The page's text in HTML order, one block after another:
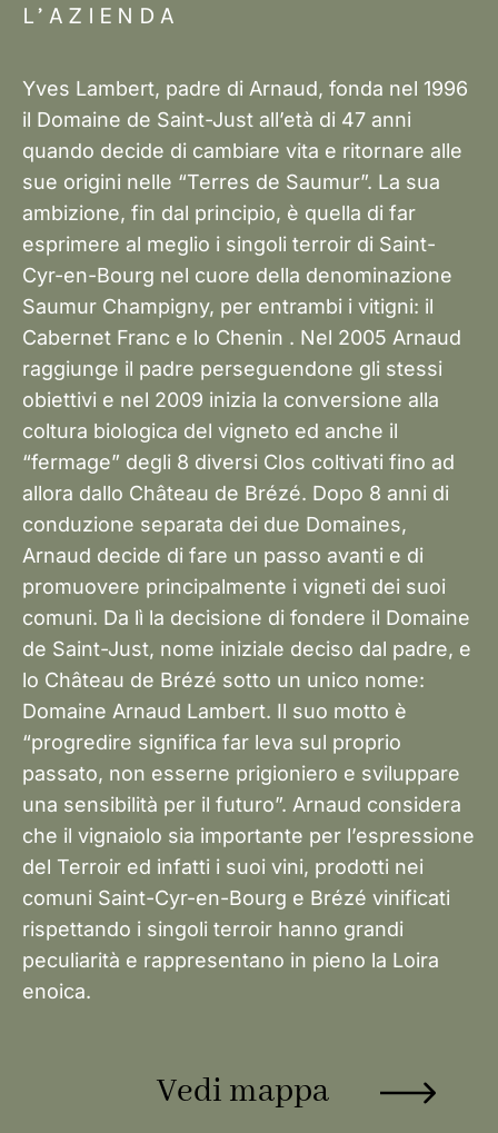
L’AZIENDA
Yves Lambert, padre di Arnaud, fonda nel 1996
il Domaine de Saint-Just all’età di 47 anni
quando decide di cambiare vita e ritornare alle
sue origini nelle “Terres de Saumur”. La sua
ambizione, fin dal principio, è quella di far
esprimere al meglio i singoli terroir di Saint-
Cyr-en-Bourg nel cuore della denominazione
Saumur Champigny, per entrambi i vitigni: il
Cabernet Franc e lo Chenin . Nel 2005 Arnaud
raggiunge il padre perseguendone gli stessi
obiettivi e nel 2009 inizia la conversione alla
coltura biologica del vigneto ed anche il
“fermage” degli 8 diversi Clos coltivati fino ad
allora dallo Château de Brézé. Dopo 8 anni di
conduzione separata dei due Domaines,
Arnaud decide di fare un passo avanti e di
promuovere principalmente i vigneti dei suoi
comuni. Da lì la decisione di fondere il Domaine
de Saint-Just, nome iniziale deciso dal padre, e
lo Château de Brézé sotto un unico nome:
Domaine Arnaud Lambert. Il suo motto è
“progredire significa far leva sul proprio
passato, non esserne prigioniero e sviluppare
una sensibilità per il futuro”. Arnaud considera
che il vignaiolo sia importante per l’espressione
del Terroir ed infatti i suoi vini, prodotti nei
comuni Saint-Cyr-en-Bourg e Brézé vinificati
rispettando i singoli terroir hanno grandi
peculiarità e rappresentano in pieno la Loira
enoica.
Vedi mappa